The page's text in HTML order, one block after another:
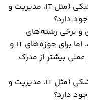
3. برای مشاغل غیرپزشکی (مثل IT، مدیریت و
دارد؟
و برخی رشته‌های
مهندسی، معادل‌سازی مدرک الزامی است. اما برای حوزه‌های IT و
عملی بیشتر از مدرک
4. برای مشاغل غیرپزشکی (مثل IT، مدیریت و
دارد؟